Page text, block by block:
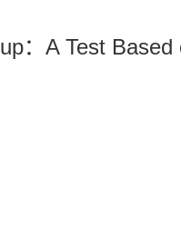
：A Test Based